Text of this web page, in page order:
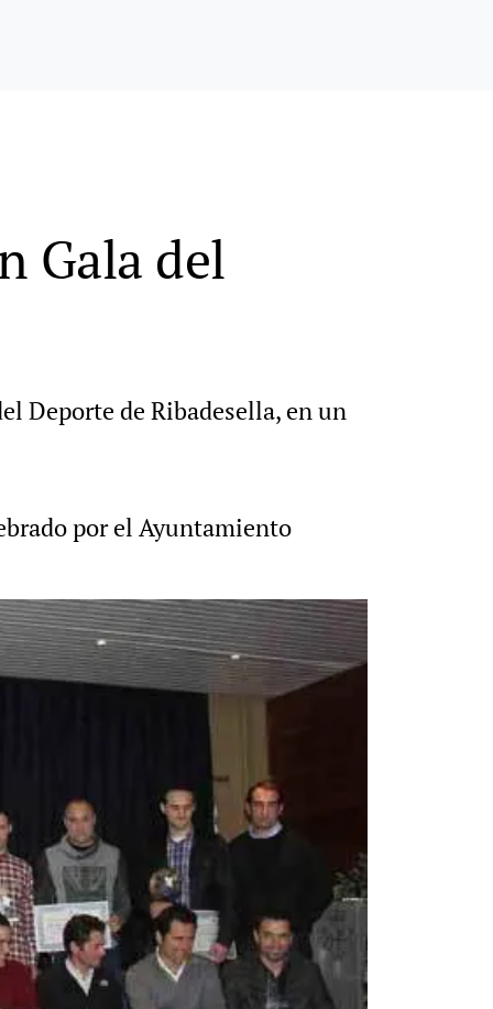
Gala del
Deporte de Ribadesella, en un
por el Ayuntamiento